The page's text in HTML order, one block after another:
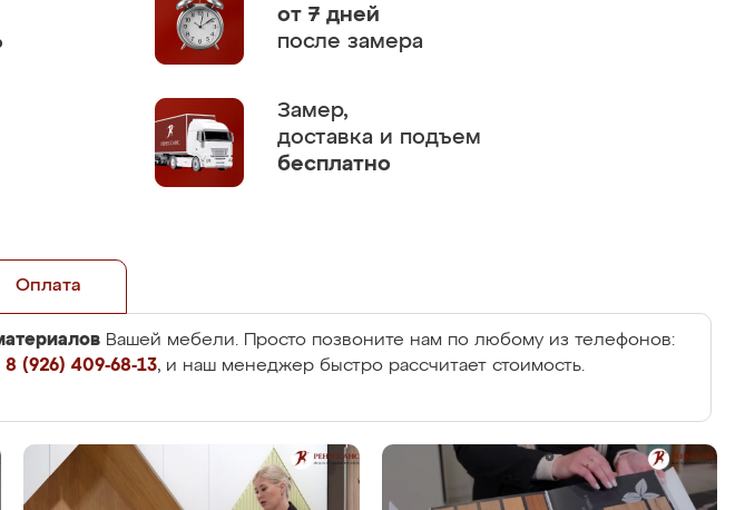
от 7 дней
после замера
Замер,
доставка и подъем
бесплатно
Оплата
Вашей мебели. Просто позвоните нам по любому из телефонов:
8 (926) 409-68-13, и наш менеджер быстро рассчитает стоимость.